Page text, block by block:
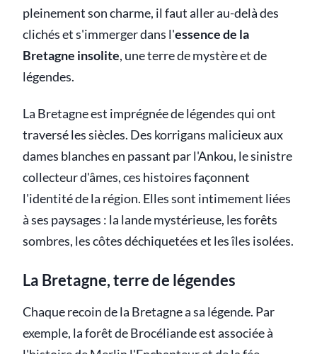
pleinement son charme, il faut aller au-delà des
clichés et s'immerger dans l'essence de la
Bretagne insolite, une terre de mystère et de
légendes.
La Bretagne est imprégnée de légendes qui ont
traversé les siècles. Des korrigans malicieux aux
dames blanches en passant par l'Ankou, le sinistre
collecteur d'âmes, ces histoires façonnent
l'identité de la région. Elles sont intimement liées
à ses paysages : la lande mystérieuse, les forêts
sombres, les côtes déchiquetées et les îles isolées.
La Bretagne, terre de légendes
Chaque recoin de la Bretagne a sa légende. Par
exemple, la forêt de Brocéliande est associée à